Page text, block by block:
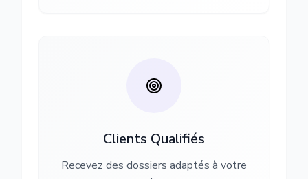
Clients Qualifiés
Recevez des dossiers adaptés à votre